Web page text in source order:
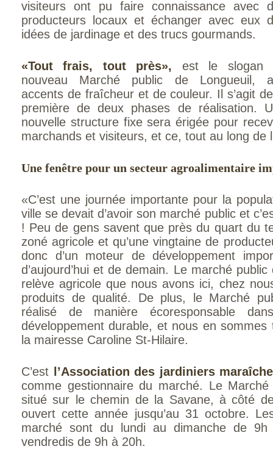
visiteurs ont pu faire connaissance avec
producteurs locaux et échanger avec eux
idées de jardinage et des trucs gourmands.
«Tout frais, tout près», est le slogan
nouveau Marché public de Longueuil,
accents de fraîcheur et de couleur. Il s’agit
première de deux phases de réalisation.
nouvelle structure fixe sera érigée pour
marchands et visiteurs, et ce, tout au long de
Une fenêtre pour un secteur agroalimentaire
«C’est une journée importante pour la
ville se devait d’avoir son marché public et
! Peu de gens savent que près du quart du
zoné agricole et qu’une vingtaine de
donc d’un moteur de développement
d’aujourd’hui et de demain. Le marché
relève agricole que nous avons ici, chez
produits de qualité. De plus, le Marché
réalisé de manière écoresponsable
développement durable, et nous en
la mairesse Caroline St-Hilaire.
C’est
l’Association des jardiniers
comme gestionnaire du marché. Le
situé sur le chemin de la Savane, à côté
ouvert cette année jusqu’au 31 octobre.
marché sont du lundi au dimanche de
vendredis de 9h à 20h.